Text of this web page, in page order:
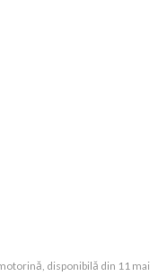
disponibilă din 11 mai